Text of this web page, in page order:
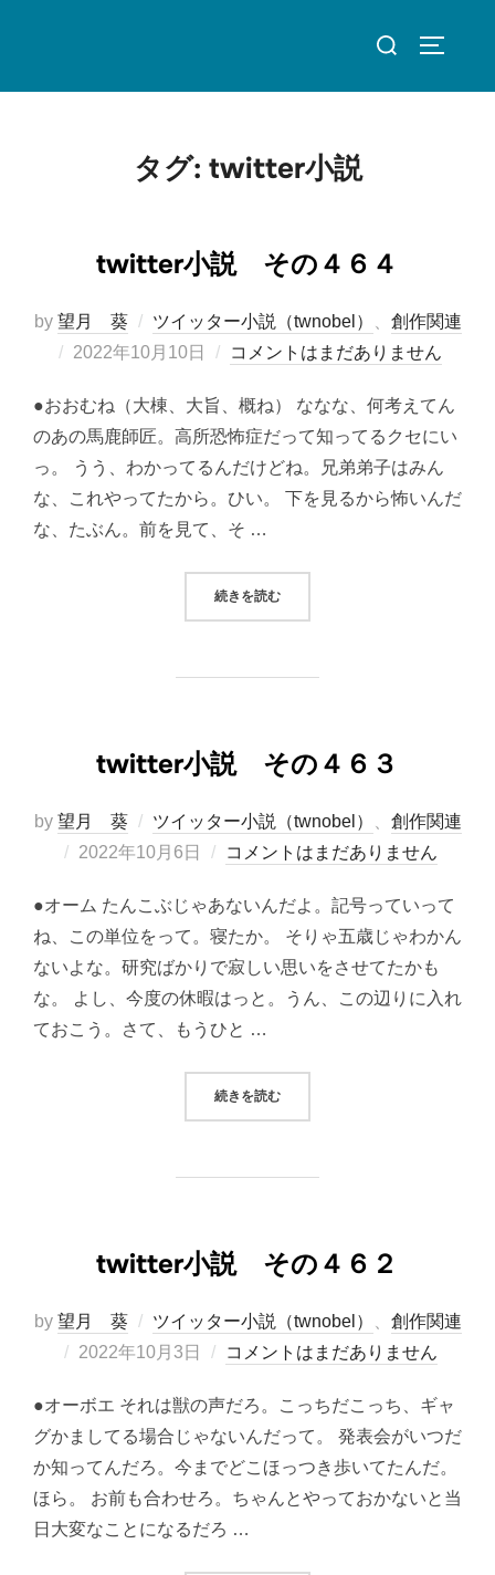
検
対
タグ: twitter小説
twitter小説 その４６４
by 望月 葵 ツイッター小説（twnobel）
創作関連
投
日:
2022年10月10日 コメントはまだありません
●おおむね（大棟、大旨、概ね） ななな、何考えてん
のあの馬鹿師匠。高所恐怖症だって知ってるクセにい
っ。 うう、わかってるんだけどね。兄弟弟子はみん
な、これやってたから。ひい。 下を見るから怖いんだ
な、たぶん。前を見て、そ …
続きを読む“TWITTER小説 その４６４”
twitter小説 その４６３
by 望月 葵 ツイッター小説（twnobel）
創作関連
投
日:
2022年10月6日 コメントはまだありません
●オーム たんこぶじゃあないんだよ。記号っていって
ね、この単位をって。寝たか。 そりゃ五歳じゃわかん
ないよな。研究ばかりで寂しい思いをさせてたかも
な。 よし、今度の休暇はっと。うん、この辺りに入れ
ておこう。さて、もうひと …
続きを読む“TWITTER小説 その４６３”
twitter小説 その４６２
by 望月 葵 ツイッター小説（twnobel）
創作関連
投
日:
2022年10月3日 コメントはまだありません
●オーボエ それは獣の声だろ。こっちだこっち、ギャ
グかましてる場合じゃないんだって。 発表会がいつだ
か知ってんだろ。今までどこほっつき歩いてたんだ。
ほら。 お前も合わせろ。ちゃんとやっておかないと当
日大変なことになるだろ …